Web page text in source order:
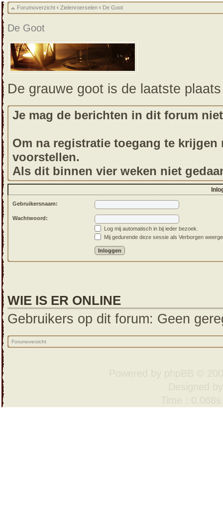
Forumoverzicht ‹ Zielenroerselen ‹ De Goot
De Goot
De grauwe goot is de laatste
Je mag de berichten in dit forum
Om na registratie toegang te
voorstellen.
Als dit binnen vier weken niet
Gebruikersnaam:
Wachtwoord:
Log mij automatisch in bij ieder bezoek.
Mij gedurende deze sessie als Verborgen
WIE IS ER ONLINE
Gebruikers op dit forum: Geen
Forumoverzicht